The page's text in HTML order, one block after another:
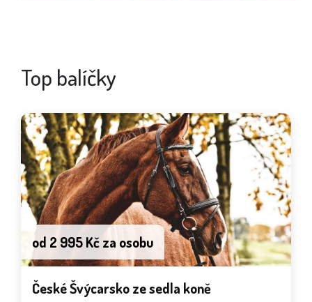
Top balíčky
České Švýcarsko ze sedla koně
od 2 995 Kč za osobu